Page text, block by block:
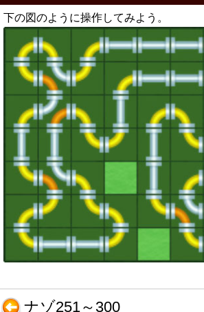
下の図のように操作してみよう。
ナゾ251～300